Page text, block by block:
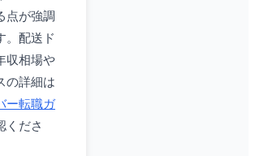
点が強調
。配送ド
収相場や
の詳細は
ー転職ガ
くださ